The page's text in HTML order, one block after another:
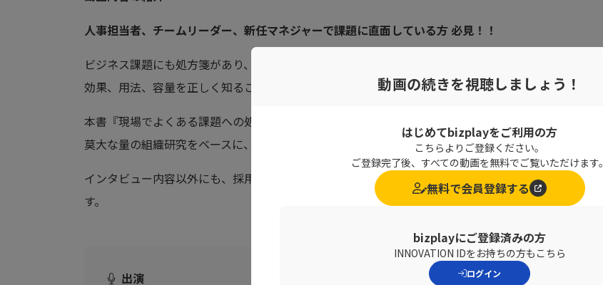
人事担当者、チームリーダー、新任マネジャーで課題に直面している方 必見！！
ビジネス課題にも処方箋があり、主作用と副作用があることをご存知でしょうか？
効果、用法、容量を正しく知ることで、身近な課題を丁寧に解決していきましょう。
本書『現場でよくある課題への処方箋 人と組織の行動科学』では、
莫大な量の組織研究をベースに、44の課題について処方箋を提示してくれます。
インタビュー内容以外にも、採用や組織文化、労働環境の改善など、幅広いテーマをカバーしていま
す。
出演
動画の続きを視聴しましょう！
はじめてbizplayをご利用の方
こちらよりご登録ください。
ご登録完了後、すべての動画を無料でご覧いただけます。
無料で会員登録する
bizplayにご登録済みの方
INNOVATION IDをお持ちの方もこちら
ログイン